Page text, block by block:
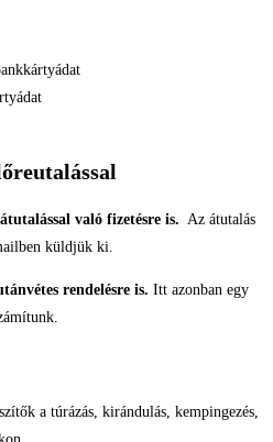
való fizetésre is. Az átutalás
küldjük ki.
rendelésre is. Itt azonban egy
a túrázás, kirándulás, kempingezés,